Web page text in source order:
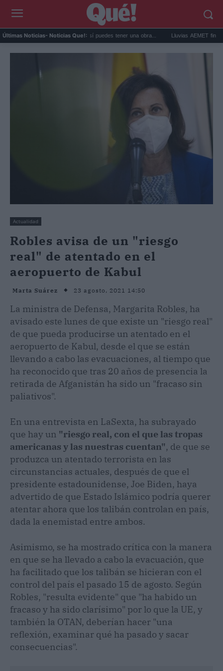
Últimas Noticias- Noticias Que!:
arte en subasta: así puedes tener una obra... Lluvias AEMET fin de
Actualidad
Robles avisa de un "riesgo
real" de atentado en el
aeropuerto de Kabul
Marta Suárez 23 agosto, 2021 14:50
La ministra de Defensa, Margarita Robles, ha
avisado este lunes de que existe un "riesgo real"
de que pueda producirse un atentado en el
aeropuerto de Kabul, desde el que se están
llevando a cabo las evacuaciones, al tiempo que
ha reconocido que tras 20 años de presencia la
retirada de Afganistán ha sido un "fracaso sin
paliativos".
En una entrevista en LaSexta, ha subrayado
que hay un "riesgo real, con el que las tropas
americanas y las nuestras cuentan", de que se
produzca un atentado terrorista en las
circunstancias actuales, después de que el
presidente estadounidense, Joe Biden, haya
advertido de que Estado Islámico podría querer
atentar ahora que los talibán controlan en país,
dada la enemistad entre ambos.
Asimismo, se ha mostrado crítica con la manera
en que se ha llevado a cabo la evacuación, que
ha facilitado que los talibán se hicieran con el
control del país el pasado 15 de agosto. Según
Robles, "resulta evidente" que "ha habido un
fracaso y ha sido clarísimo" por lo que la UE, y
también la OTAN, deberían hacer "una
reflexión, examinar qué ha pasado y sacar
consecuencias".